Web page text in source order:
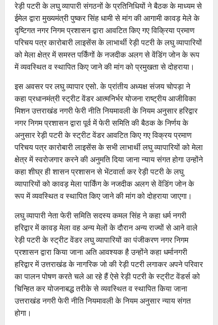
रेड़ी पटरी के लघु व्यापारी संगठनों के प्रतिनिधियों ने बैठक के माध्यम से
ईमेल द्वारा मुख्यमंत्री पुष्कर सिंह धामी से मांग की आगामी कावड़ मेले के
दृष्टिगत नगर निगम प्रशासन द्वारा आवटित किए गए विक्रिया प्रमाण
परिचय पत्र कारोबारी लाइसेंस के लाभार्थी रेड़ी पटरी के लघु व्यापारियों
को मेला क्षेत्र में समस्त पर्किंगों के नजदीक अलग से वेंडिंग जोन के रूप
में व्यवस्थित व स्थापित किए जाने की मांग को प्रमुखता से दोहराया।
इस अवसर पर लघु व्यापार एसो. के प्रांतीय अध्यक्ष संजय चोपड़ा ने
कहा प्रधानमंत्री स्ट्रीट वेंडर आत्मनिर्भर योजना राष्ट्रीय आजीविका
मिशन उत्तराखंड नगरी फेरी नीति नियमावली के नियम अनुसार हरिद्वार
नगर निगम प्रशासन द्वारा पूर्व में फेरी समिति की बैठक के निर्णय के
अनुसार रेड़ी पटरी के स्ट्रीट वेंडर आवटित किए गए विक्रय प्रमाण
परिचय पत्र कारोबारी लाइसेंस के सभी लाभार्थी लघु व्यापारियों को मेला
क्षेत्र में स्वरोजगार करने की अनुमति दिया जाना न्याय संगत होगा उन्होंने
कहा शीघ्र ही शासन प्रशासन से भेंटवार्ता कर रेड़ी पटरी के लघु
व्यापारियों को कावड़ मेला पार्किंग के नजदीक अलग से वेंडिंग जोन के
रूप में व्यवस्थित व स्थापित किए जाने की मांग को दोहराया जाएगा।
लघु व्यापारी नेता फेरी समिति सदस्य कमल सिंह ने कहा धर्म नगरी
हरिद्वार में कावड़ मेला वह अन्य मेलों के दौरान अन्य राज्यों से आने वाले
रेड़ी पटरी के स्ट्रीट वेंडर लघु व्यापारियों का पंजीकरण नगर निगम
प्रशासन द्वारा किया जाना अति आवश्यक है उन्होंने कहा धर्मानगरी
हरिद्वार में उत्तराखंड के नागरिक जो की रेड़ी पटरी लगाकर अपने परिवार
का पालन पोषण करते चले आ रहे हैं ऐसे रेड़ी पटरी के स्ट्रीट वेंडर्स को
चिन्हित कर योजनाबद्ध तरीके से व्यवस्थित व स्थापित किया जाना
उत्तराखंड नगरी फेरी नीति नियमावली के नियम अनुसार न्याय संगत
होगा।